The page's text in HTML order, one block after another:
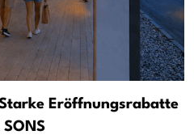
Eröffnungsrabatte